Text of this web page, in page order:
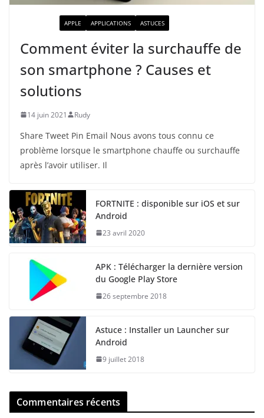
APPLE APPLICATIONS ASTUCES
Comment éviter la surchauffe de
son smartphone ? Causes et
solutions
14 juin 2021 Rudy
Share Tweet Pin Email Nous avons tous connu ce
problème lorsque le smartphone chauffe ou surchauffe
après l’avoir utiliser. Il
FORTNITE : disponible sur iOS et sur
Android
23 avril 2020
APK : Télécharger la dernière version
du Google Play Store
26 septembre 2018
Astuce : Installer un Launcher sur
Android
9 juillet 2018
Commentaires récents